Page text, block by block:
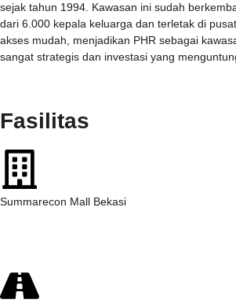
sejak tahun 1994. Kawasan ini sudah
dari 6.000 kepala keluarga dan terletak di
akses mudah, menjadikan PHR sebagai
sangat strategis dan investasi yang
Fasilitas
Summarecon Mall Bekasi